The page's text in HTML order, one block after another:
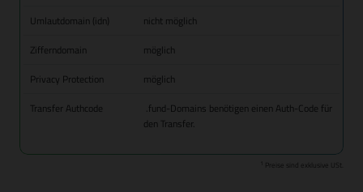
Umlautdomain (idn)
nicht möglich
Zifferndomain
möglich
Privacy Protection
möglich
Transfer Authcode
.fund-Domains benötigen einen Auth-Code für
den Transfer.
Preise sind exklusive USt.